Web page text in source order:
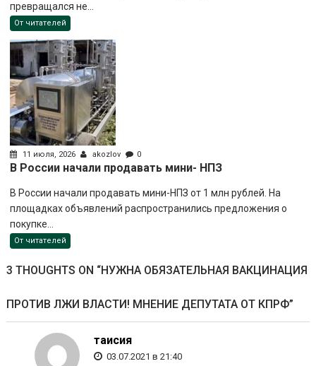
превращался не...
От читателей
11 июля, 2026 akozlov 0
В России начали продавать мини- НПЗ
В России начали продавать мини-НПЗ от 1 млн рублей. На
площадках объявлений распространились предложения о
покупке...
От читателей
3 THOUGHTS ON “НУЖНА ОБЯЗАТЕЛЬНАЯ ВАКЦИНАЦИЯ
ПРОТИВ ЛЖИ ВЛАСТИ! МНЕНИЕ ДЕПУТАТА ОТ КПРФ”
таисия
03.07.2021 в 21:40